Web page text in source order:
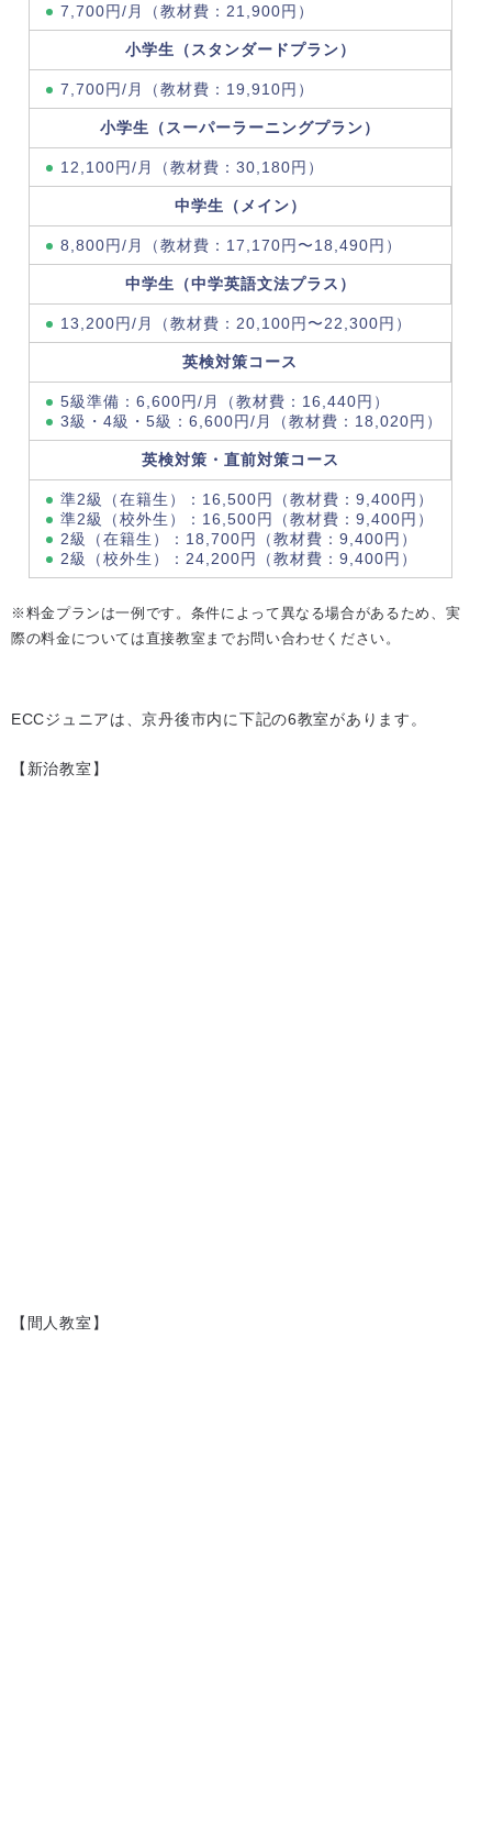
7,700円/月（教材費：21,900円）
小学生（スタンダードプラン）
7,700円/月（教材費：19,910円）
小学生（スーパーラーニングプラン）
12,100円/月（教材費：30,180円）
中学生（メイン）
8,800円/月（教材費：17,170円〜18,490円）
中学生（中学英語文法プラス）
13,200円/月（教材費：20,100円〜22,300円）
英検対策コース
5級準備：6,600円/月（教材費：16,440円）
3級・4級・5級：6,600円/月（教材費：18,020円）
英検対策・直前対策コース
準2級（在籍生）：16,500円（教材費：9,400円）
準2級（校外生）：16,500円（教材費：9,400円）
2級（在籍生）：18,700円（教材費：9,400円）
2級（校外生）：24,200円（教材費：9,400円）
※料金プランは一例です。条件によって異なる場合があるため、実
際の料金については直接教室までお問い合わせください。
ECCジュニアは、京丹後市内に下記の6教室があります。
【新治教室】
【間人教室】